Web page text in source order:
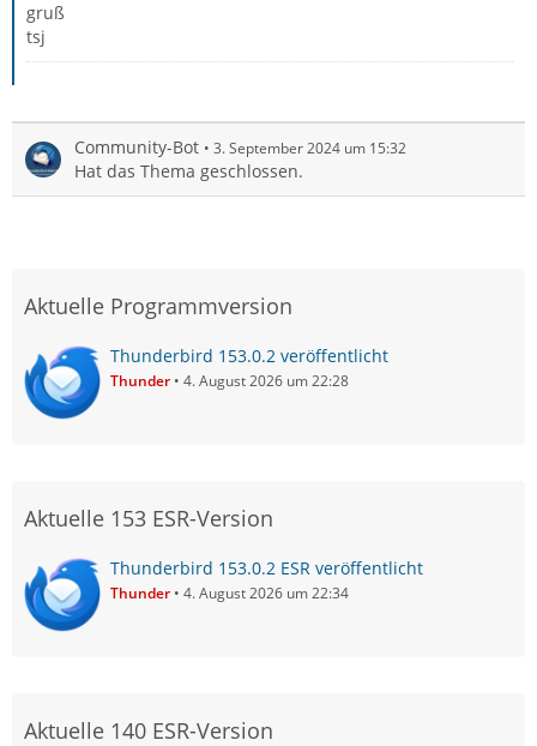
gruß
tsj
Community-Bot 3. September 2024 um 15:32
Hat das Thema geschlossen.
Aktuelle Programmversion
Thunderbird 153.0.2 veröffentlicht
Thunder 4. August 2026 um 22:28
Aktuelle 153 ESR-Version
Thunderbird 153.0.2 ESR veröffentlicht
Thunder 4. August 2026 um 22:34
Aktuelle 140 ESR-Version